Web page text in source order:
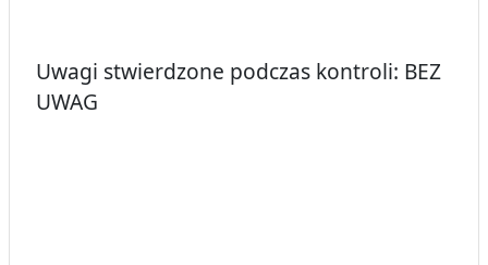
Uwagi stwierdzone podczas kontroli: BEZ
UWAG